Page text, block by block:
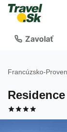
Zavolať
Francúzsko-